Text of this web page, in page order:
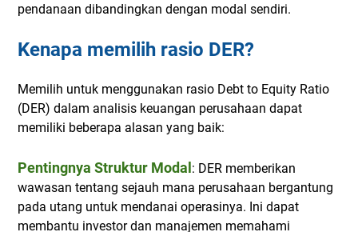
pendanaan dibandingkan dengan modal sendiri.
Kenapa memilih rasio DER?
Memilih untuk menggunakan rasio Debt to Equity Ratio
(DER) dalam analisis keuangan perusahaan dapat
memiliki beberapa alasan yang baik:
Pentingnya Struktur Modal: DER memberikan
wawasan tentang sejauh mana perusahaan bergantung
pada utang untuk mendanai operasinya. Ini dapat
membantu investor dan manajemen memahami